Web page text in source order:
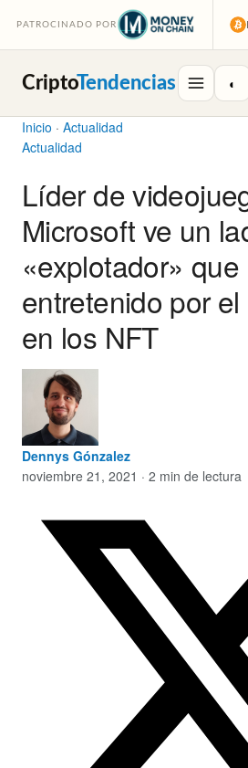
PATROCINADO POR
CriptoTendencias ◐
Inicio · Actualidad
Actualidad
Líder de
Microsoft ve un
«explotador» que
entretenido por
en los NFT
Dennys Gónzalez
noviembre 21, 2021 · 2 min de lectura